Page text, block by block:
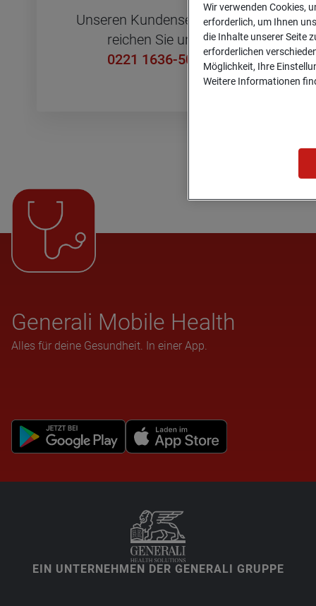
Un­se­ren Kun­den­ser­vice er­
rei­chen Sie unter
0221 1636-5050
Gene­rali Mobile Health
Alles für deine Gesundheit. In einer App.
EIN UNTERNEHMEN DER GENERALI GRUPPE
Wir verwenden Cookies,
erforderlich, um Ihnen
die Inhalte unserer Seite
erforderlichen
Möglichkeit, Ihre
Weitere Informationen